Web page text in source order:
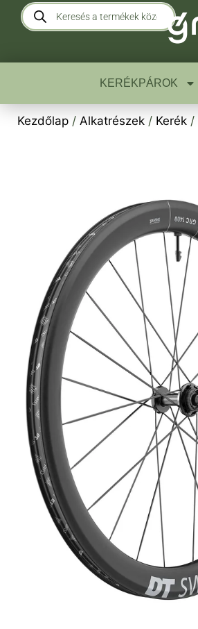
KERÉKPÁROK
Kezdőlap / Alkatrészek / Kerék /